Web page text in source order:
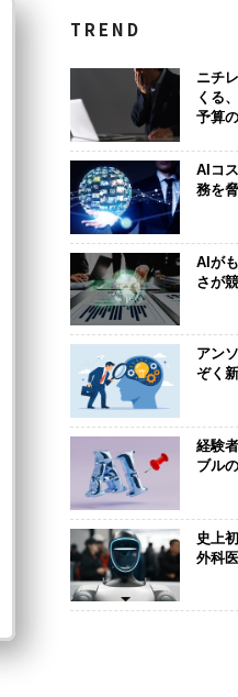
TREND
ニチ
くる
予算
AIコ
務を
AIが
さが
アン
ぞく
経験
ブル
史上
外科